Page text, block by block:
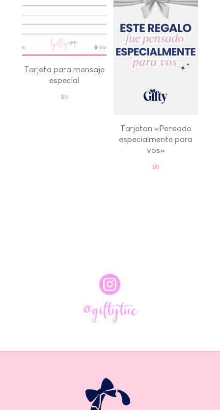
Tarjeta para mensaje
especial
$0
Tarjeton «Pensado
especialmente para
vos»
$0

@giftytuc